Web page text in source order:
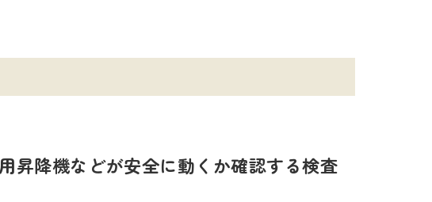
昇降機などが安全に動くか確認する検査